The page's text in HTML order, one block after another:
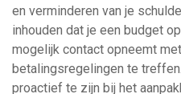
en verminderen van je
inhouden dat je een budget
mogelijk contact opneemt
betalingsregelingen te
proactief te zijn bij het